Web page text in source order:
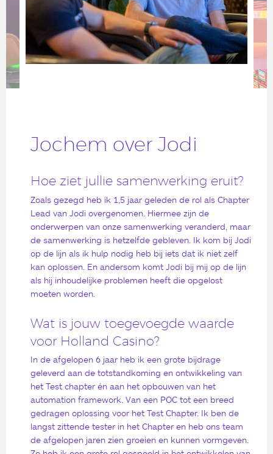
Jochem over Jodi
Hoe ziet jullie samenwerking eruit?
Zoals gezegd heb ik 1,5 jaar geleden de rol als Chapter
Lead van Jodi overgenomen. Hiermee zijn de
onderwerpen van onze samenwerking veranderd, maar
de samenwerking is hetzelfde gebleven. Ik kom bij Jodi
op de lijn als ik hulp nodig heb bij iets dat ik niet zelf
kan oplossen. En andersom komt Jodi bij mij op de lijn
als hij inhoudelijke problemen heeft die opgelost
moeten worden.
Wat is jouw toegevoegde waarde
voor Holland Casino?
In de afgelopen 6 jaar heb ik een grote bijdrage
geleverd aan de totstandkoming en ontwikkeling van
het Test chapter én aan het opbouwen van het
automation framework. Van een POC tot een breed
gedragen oplossing voor het Test Chapter. Ik ben de
langst zittende tester in het Chapter en heb ons team
de afgelopen jaren zien groeien en kunnen vormgeven.